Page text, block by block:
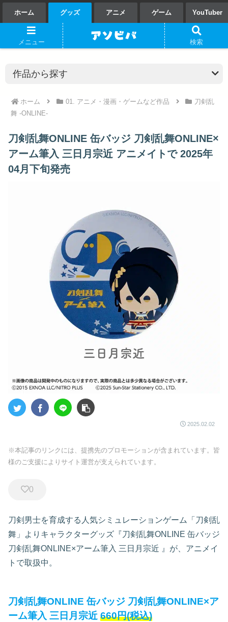
ホーム グッズ アニメ ゲーム YouTuber
ホーム 01. アニメ・漫画・ゲームなど作品
刀剣乱
舞 -ONLINE-
刀剣乱舞ONLINE 缶バッジ 刀剣乱舞ONLINE×
アーム筆入 三日月宗近 アニメイトで 2025年
04月下旬発売
2025.02.02
※本記事のリンクには、提携先のプロモーションが含まれています。皆
様のご支援によりサイト運営が支えられています。
0
刀剣男士を育成する人気シミュレーションゲーム「刀剣乱
舞」よりキャラクターグッズ『刀剣乱舞ONLINE 缶バッジ
刀剣乱舞ONLINE×アーム筆入 三日月宗近 』が、アニメイ
トで取扱中。
刀剣乱舞ONLINE 缶バッジ 刀剣乱舞ONLINE×ア
ーム筆入 三日月宗近 660円(税込)
メニュー 検索